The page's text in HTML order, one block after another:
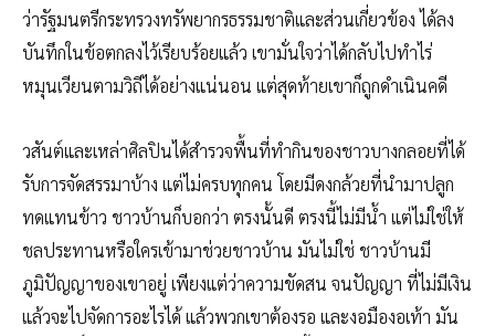
ว่ารัฐมนตรีกระทรวงทรัพยากรธรรมชาติและส่วนเกี่ยวข้อง ได้ลง
บันทึกในข้อตกลงไว้เรียบร้อยแล้ว เขามั่นใจว่าได้กลับไปทำไร่
หมุนเวียนตามวิถีได้อย่างแน่นอน แต่สุดท้ายเขาก็ถูกดำเนินคดี
วสันต์และเหล่าศิลปินได้สำรวจพื้นที่ทำกินของชาวบางกลอยที่ได้
รับการจัดสรรมาบ้าง แต่ไม่ครบทุกคน โดยมีดงกล้วยที่นำมาปลูก
ทดแทนข้าว ชาวบ้านก็บอกว่า ตรงนั้นดี ตรงนี้ไม่มีน้ำ แต่ไม่ใช่ให้
ชลประทานหรือใครเข้ามาช่วยชาวบ้าน มันไม่ใช่ ชาวบ้านมี
ภูมิปัญญาของเขาอยู่ เพียงแต่ว่าความขัดสน จนปัญญา ที่ไม่มีเงิน
แล้วจะไปจัดการอะไรได้ แล้วพวกเขาต้องรอ และงอมืองอเท้า มัน